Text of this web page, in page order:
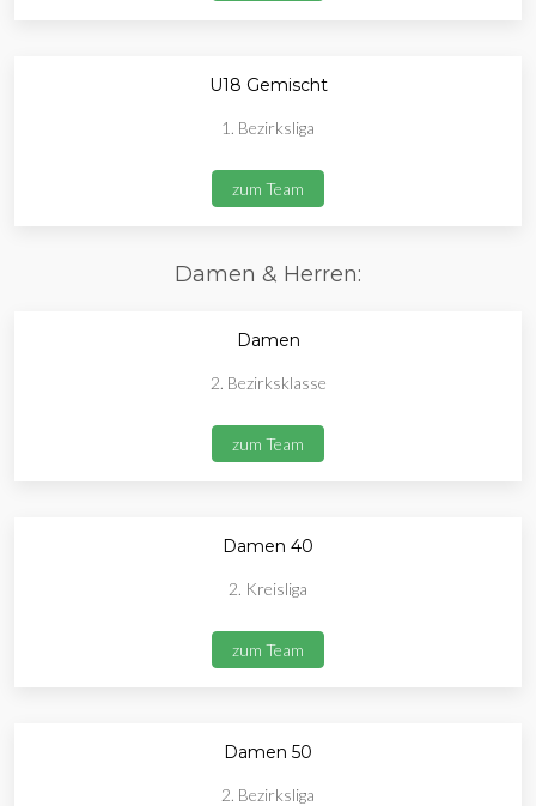
U18 Gemischt
1. Bezirksliga
zum Team
Damen & Herren:
Damen
2. Bezirksklasse
zum Team
Damen 40
2. Kreisliga
zum Team
Damen 50
2. Bezirksliga